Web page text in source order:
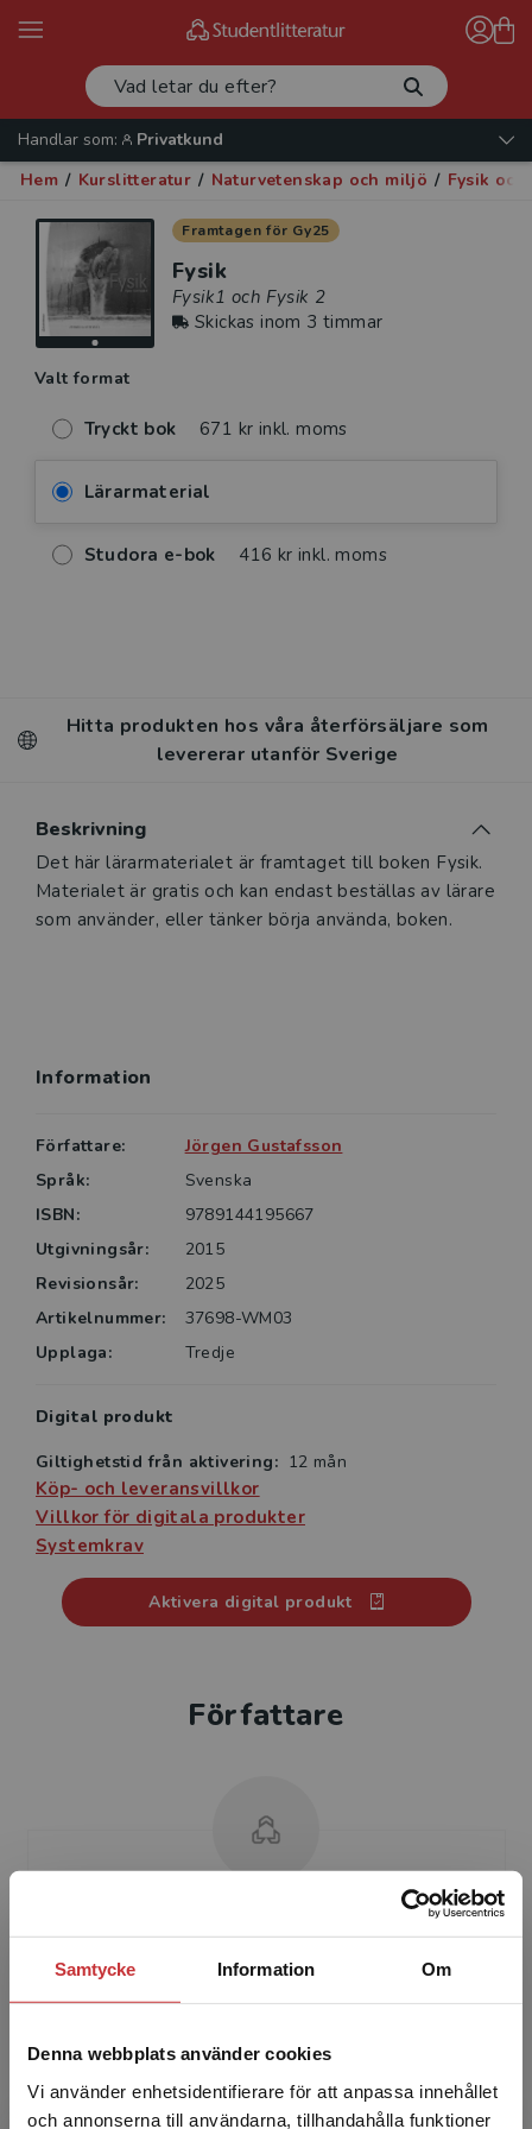
Samtycke Information Om
Denna webbplats använder cookies
Vi använder enhetsidentifierare för att anpassa innehållet
och annonserna till användarna, tillhandahålla funktioner
Handlar som:
Privatkund
Hem / Kurslitteratur / Naturvetenskap och miljö / Fysik och
Framtagen för Gy25
Fysik
Fysik1 och Fysik 2
Skickas inom 3 timmar
Valt format
Tryckt bok 671 kr inkl. moms
Lärarmaterial
Studora e-bok 416 kr inkl. moms
Hitta produkten hos våra återförsäljare som
levererar utanför Sverige
Beskrivning
Det här lärarmaterialet är framtaget till boken Fysik.
Materialet är gratis och kan endast beställas av lärare
som använder, eller tänker börja använda, boken.
Information
Författare:
Jörgen Gustafsson
Språk:
Svenska
ISBN:
9789144195667
Utgivningsår:
2015
Revisionsår:
2025
Artikelnummer:
37698-WM03
Upplaga:
Tredje
Digital produkt
Giltighetstid från aktivering: 12 mån
Köp- och leveransvillkor
Villkor för digitala produkter
Systemkrav
Aktivera digital produkt
Författare
Jörgen Gustafsson är doktor i experimentell
fysik och arbetar som universitets­lektor i fysik
ansvarar för ...